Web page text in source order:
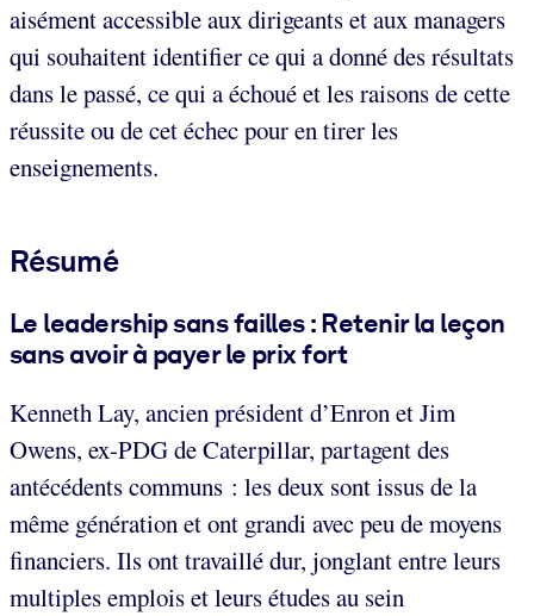
aisément accessible aux dirigeants et aux managers
qui souhaitent identifier ce qui a donné des résultats
dans le passé, ce qui a échoué et les raisons de cette
réussite ou de cet échec pour en tirer les
enseignements.
Résumé
Le leadership sans failles : Retenir la leçon
sans avoir à payer le prix fort
Kenneth Lay, ancien président d’Enron et Jim
Owens, ex-PDG de Caterpillar, partagent des
antécédents communs : les deux sont issus de la
même génération et ont grandi avec peu de moyens
financiers. Ils ont travaillé dur, jonglant entre leurs
multiples emplois et leurs études au sein